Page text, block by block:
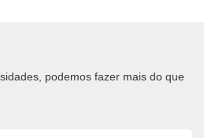
podemos fazer mais do que